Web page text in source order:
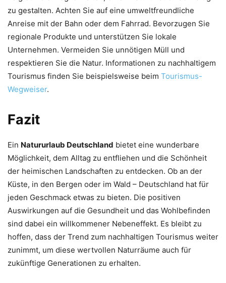
zu gestalten. Achten Sie auf eine umweltfreundliche
Anreise mit der Bahn oder dem Fahrrad. Bevorzugen Sie
regionale Produkte und unterstützen Sie lokale
Unternehmen. Vermeiden Sie unnötigen Müll und
respektieren Sie die Natur. Informationen zu nachhaltigem
Tourismus finden Sie beispielsweise beim Tourismus-
Wegweiser.
Fazit
Ein Natururlaub Deutschland bietet eine wunderbare
Möglichkeit, dem Alltag zu entfliehen und die Schönheit
der heimischen Landschaften zu entdecken. Ob an der
Küste, in den Bergen oder im Wald – Deutschland hat für
jeden Geschmack etwas zu bieten. Die positiven
Auswirkungen auf die Gesundheit und das Wohlbefinden
sind dabei ein willkommener Nebeneffekt. Es bleibt zu
hoffen, dass der Trend zum nachhaltigen Tourismus weiter
zunimmt, um diese wertvollen Naturräume auch für
zukünftige Generationen zu erhalten.